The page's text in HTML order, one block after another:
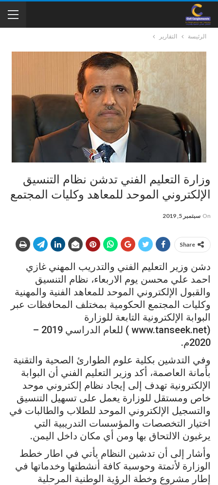
الرئيسة التقارير
وزارة التعليم الفني تدشن نظام التنسيق
الإلكتروني الموحد للمعاهد وكليات المجتمع
On سبتمبر 5, 2019
Share
دشن وزير التعليم الفني والتدريب المهني غازي
احمد علي محسن يوم الاربعاء، نظام التنسيق
والقبول الإلكتروني الموحد للمعاهد الفنية والمهنية
وكليات المجتمع الحكومية بمختلف المحافظات عبر
البوابة الإلكترونية التابعة للوزارة
(www.tanseek.net ) للعام الدراسي 2019 –
2020م.
وفي التدشين بكلية علوم الطوارئ الصحية والتقنية
بأمانة العاصمة، أكد وزير التعليم الفني أن البوابة
الإلكترونية تهدف إلى إيجاد نظام إلكتروني موحد
خاص ومستقل للوزارة يعمل على تسهيل التنسيق
والتسجيل الإلكتروني الموحد للطلاب والطالبات في
اختيار التخصصات والمؤسسات التدريبية التي
يرغبون الالتحاق بها ومن أي مكان داخل اليمن.
وأشار إلى أن تدشين النظام يأتي في اطار خطط
الوزارة لأتمتة وحوسبة كافة أنشطتها وخدماتها في
إطار مشروع وخطة الرؤية الوطنية المرحلية